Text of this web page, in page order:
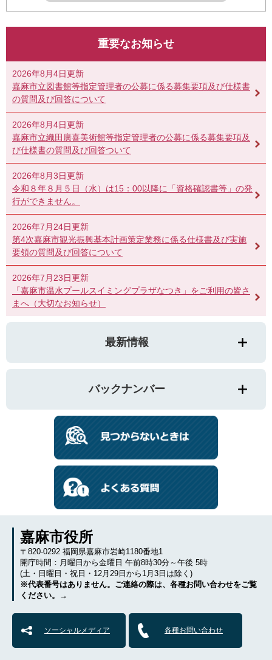
重要なお知らせ
2026年8月4日更新
嘉麻市立図書館等指定管理者の公募に係る募集要項及び仕様書
の質問及び回答について
2026年8月4日更新
嘉麻市立織田廣喜美術館等指定管理者の公募に係る募集要項及
び仕様書の質問及び回答ついて
2026年8月3日更新
令和８年８月５日（水）は15：00以降に「資格確認書等」の発
行ができません。
2026年7月24日更新
第4次嘉麻市観光振興基本計画策定業務に係る仕様書及び実施
要領の質問及び回答について
2026年7月23日更新
「嘉麻市温水プールスイミングプラザなつき」をご利用の皆さ
まへ（大切なお知らせ）
最新情報
バックナンバー
嘉麻市役所
〒820-0292 福岡県嘉麻市岩崎1180番地1
開庁時間：月曜日から金曜日 午前8時30分～午後 5時
(土・日曜日・祝日・12月29日から1月3日は除く)
※代表番号はありません。ご連絡の際は、各種お問い合わせをご覧
ください。→
ソーシャルメディア 各種お問い合わせ